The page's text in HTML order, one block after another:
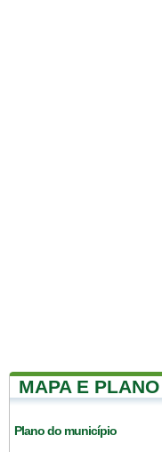
MAPA E
Plano do município